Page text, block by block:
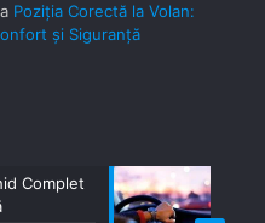
Poziția Corectă la Volan:
și Siguranță
Complet